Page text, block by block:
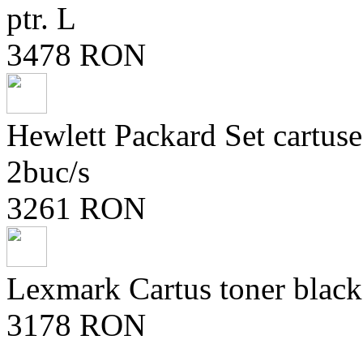
ptr. L
3478 RON
Hewlett Packard Set
2buc/s
3261 RON
Lexmark Cartus toner
3178 RON